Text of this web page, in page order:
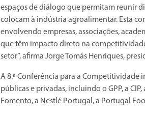
espaços de diálogo que permitam reunir
colocam à indústria agroalimentar. Esta
envolvendo empresas, associações,
que têm impacto direto na
setor”, afirma Jorge Tomás Henriques,
A 8.ª Conferência para a Competitividade
públicas e privadas, incluindo o GPP, a
Fomento, a Nestlé Portugal, a Portugal